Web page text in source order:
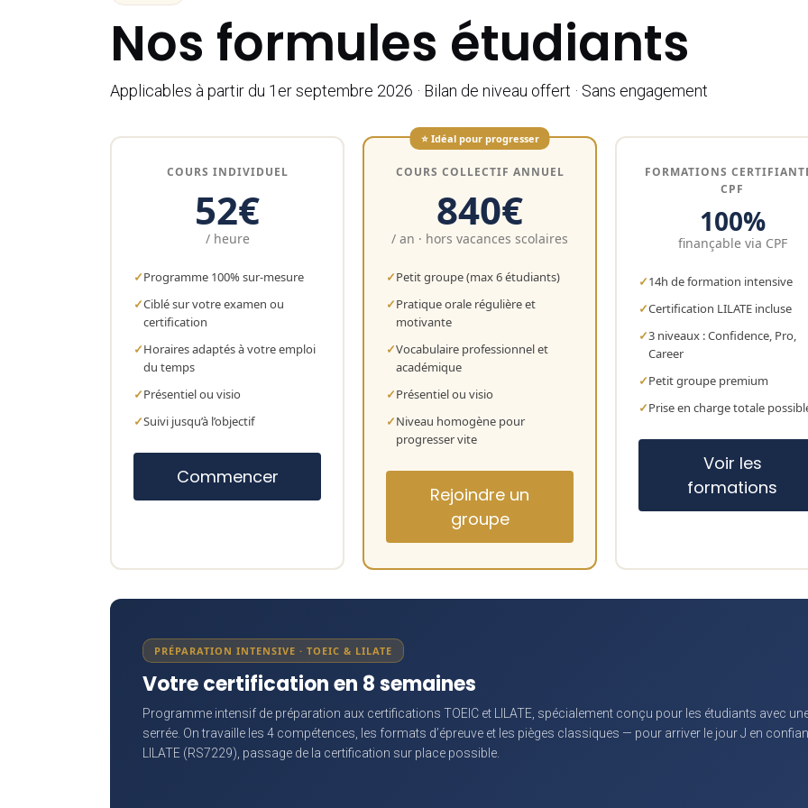
Nos formules étudiants
Applicables à partir du 1er septembre 2026 · Bilan de niveau offert · Sans engagement
COURS INDIVIDUEL
52€
/ heure
Programme 100% sur-mesure
Ciblé sur votre examen ou
certification
Horaires adaptés à votre emploi
du temps
Présentiel ou visio
Suivi jusqu’à l’objectif
Commencer
⭐ Idéal pour progresser
COURS COLLECTIF ANNUEL
840€
/ an · hors vacances scolaires
Petit groupe (max 6 étudiants)
Pratique orale régulière et
motivante
Vocabulaire professionnel et
académique
Présentiel ou visio
Niveau homogène pour
progresser vite
Rejoindre un
groupe
FORMATIONS
CPF
100%
finançable via CPF
14h de formation intensive
Certification LILATE incluse
3 niveaux : Confidence, Pro,
Career
Petit groupe premium
Prise en charge totale
Voir les
formations
PRÉPARATION INTENSIVE · TOEIC & LILATE
Votre certification en 8 semaines
Programme intensif de préparation aux certifications TOEIC et LILATE, spécialement conçu pour les étudiants avec
serrée. On travaille les 4 compétences, les formats d’épreuve et les pièges classiques — pour arriver le jour J en
LILATE (RS7229), passage de la certification sur place possible.